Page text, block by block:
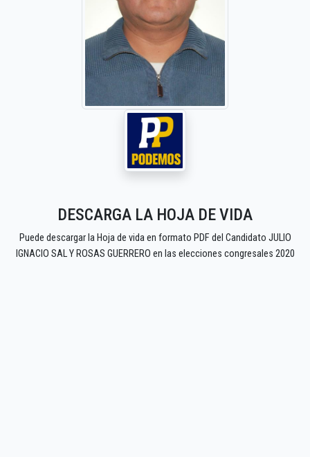
DESCARGA LA HOJA DE VIDA
Puede descargar la Hoja de vida en formato PDF del Candidato JULIO
IGNACIO SAL Y ROSAS GUERRERO en las elecciones congresales 2020